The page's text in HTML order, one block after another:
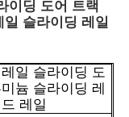
이딩 도어 트랙
슬라이딩 레일
일 슬라이딩 도
늄 슬라이딩 레
레일